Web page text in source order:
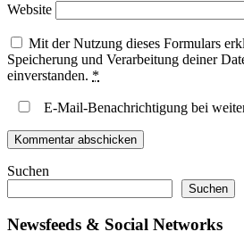
Website
Mit der Nutzung dieses Formulars
Speicherung und Verarbeitung deiner
einverstanden. *
E-Mail-Benachrichtigung bei
Suchen
Suchen
Newsfeeds & Social Networks